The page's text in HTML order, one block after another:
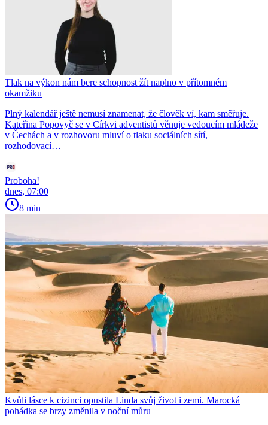
Tlak na výkon nám bere schopnost žít naplno v přítomném
okamžiku
Plný kalendář ještě nemusí znamenat, že člověk ví, kam směřuje.
Kateřina Popovyč se v Církvi adventistů věnuje vedoucím mládeže
v Čechách a v rozhovoru mluví o tlaku sociálních sítí,
rozhodovací…
Proboha!
dnes, 07:00
8 min
Kvůli lásce k cizinci opustila Linda svůj život i zemi. Marocká
pohádka se brzy změnila v noční můru